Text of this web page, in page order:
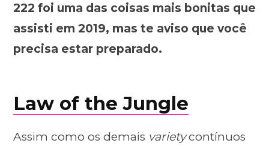
222 foi uma das coisas mais bonitas que
assisti em 2019, mas te aviso que você
precisa estar preparado.
Law of the Jungle
Assim como os demais varietycontínuos